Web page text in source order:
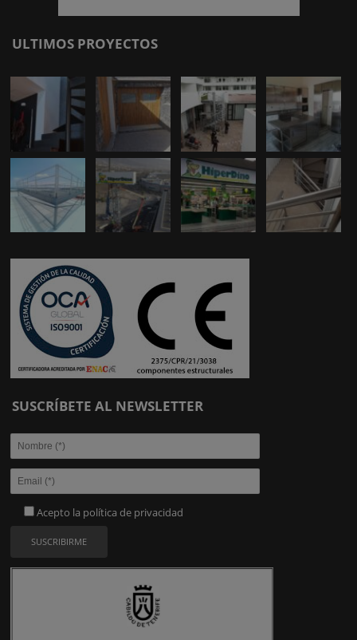
ULTIMOS PROYECTOS
SUSCRÍBETE AL NEWSLETTER
Acepto la política de privacidad